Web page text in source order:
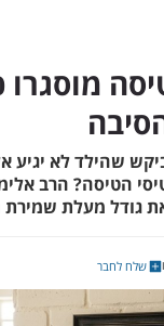
הרב אלימלך
שמירת